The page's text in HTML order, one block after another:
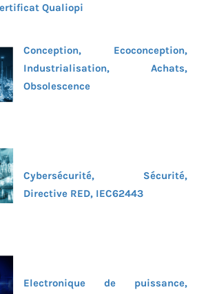
Qualiopi
Conception, Ecoconception,
Industrialisation, Achats,
Obsolescence
Cybersécurité, Sécurité,
Directive RED, IEC62443
Electronique de puissance,